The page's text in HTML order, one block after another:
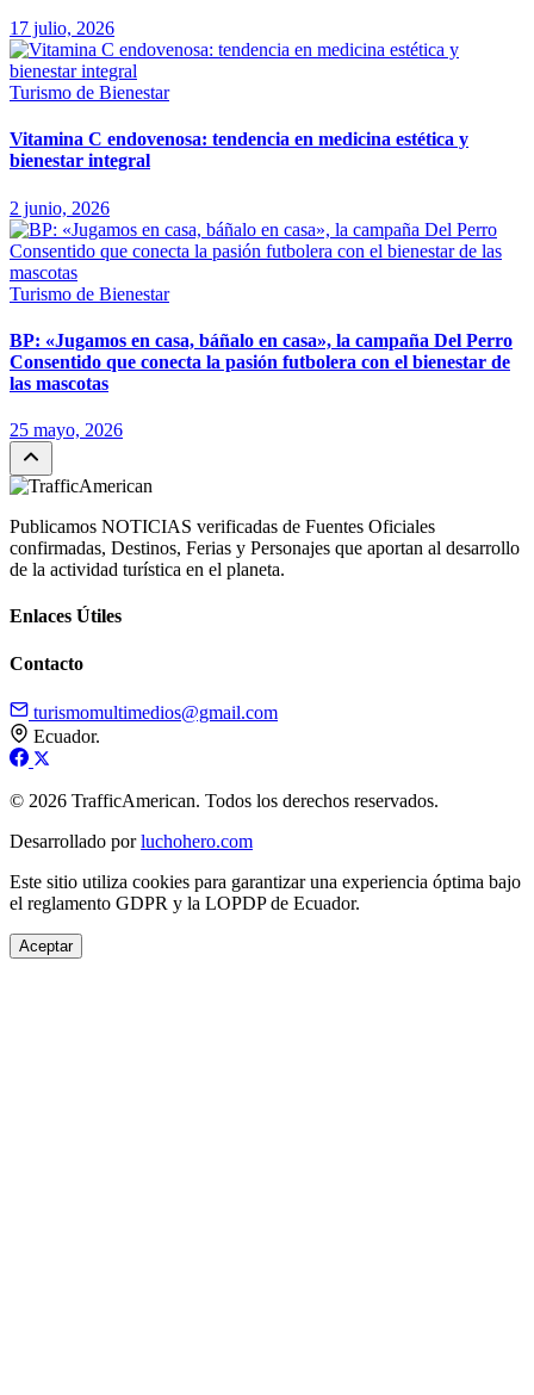
17 julio, 2026
Turismo de Bienestar
Vitamina C endovenosa: tendencia en medicina estética y
bienestar integral
2 junio, 2026
Turismo de Bienestar
BP: «Jugamos en casa, báñalo en casa», la campaña Del Perro
Consentido que conecta la pasión futbolera con el bienestar de
las mascotas
25 mayo, 2026
Publicamos NOTICIAS verificadas de Fuentes Oficiales
confirmadas, Destinos, Ferias y Personajes que aportan al desarrollo
de la actividad turística en el planeta.
Enlaces Útiles
Contacto
turismomultimedios@gmail.com
Ecuador.
© 2026 TrafficAmerican. Todos los derechos reservados.
Desarrollado porluchohero.com
Este sitio utiliza cookies para garantizar una experiencia óptima bajo
el reglamento GDPR y la LOPDP de Ecuador.
Aceptar